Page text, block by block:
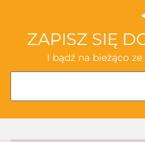
ZAPISZ SIĘ
I bądź na bieżąco